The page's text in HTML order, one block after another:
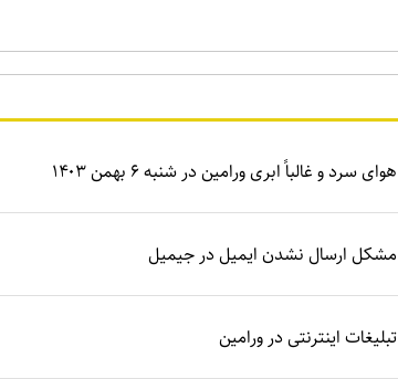
هوای سرد و غالباً ابری ورامین در شنبه ۶ بهمن ۱۴۰۳
مشکل ارسال نشدن ایمیل در جیمیل
تبلیغات اینترنتی در ورامین